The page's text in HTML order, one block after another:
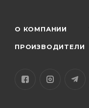
О КОМПАНИИ
ПРОИЗВОДИТЕЛИ